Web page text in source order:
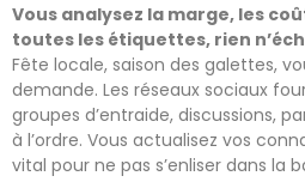
Vous analysez la marge, les
toutes les étiquettes, rien
Fête locale, saison des galettes,
demande. Les réseaux sociaux
groupes d’entraide, discussions,
à l’ordre. Vous actualisez vos
vital pour ne pas s’enliser dans la